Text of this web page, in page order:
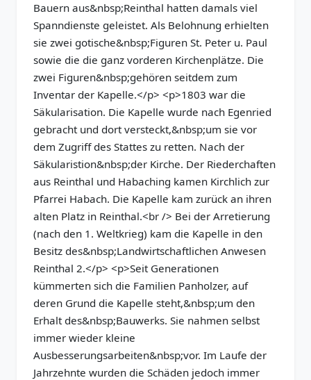
Bauern aus&nbsp;Reinthal hatten damals viel
Spanndienste geleistet. Als Belohnung erhielten
sie zwei gotische&nbsp;Figuren St. Peter u. Paul
sowie die die ganz vorderen Kirchenplätze. Die
zwei Figuren&nbsp;gehören seitdem zum
Inventar der Kapelle.</p> <p>1803 war die
Säkularisation. Die Kapelle wurde nach Egenried
gebracht und dort versteckt,&nbsp;um sie vor
dem Zugriff des Stattes zu retten. Nach der
Säkularistion&nbsp;der Kirche. Der Riederchaften
aus Reinthal und Habaching kamen Kirchlich zur
Pfarrei Habach. Die Kapelle kam zurück an ihren
alten Platz in Reinthal.<br /> Bei der Arretierung
(nach den 1. Weltkrieg) kam die Kapelle in den
Besitz des&nbsp;Landwirtschaftlichen Anwesen
Reinthal 2.</p> <p>Seit Generationen
kümmerten sich die Familien Panholzer, auf
deren Grund die Kapelle steht,&nbsp;um den
Erhalt des&nbsp;Bauwerks. Sie nahmen selbst
immer wieder kleine
Ausbesserungsarbeiten&nbsp;vor. Im Laufe der
Jahrzehnte wurden die Schäden jedoch immer